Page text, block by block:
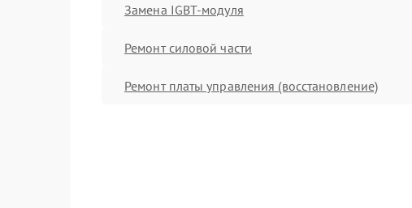
Замена IGBT-модуля
Ремонт силовой части
Ремонт платы управления (восстановление)